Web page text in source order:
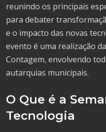
reunindo os principais
para debater
e o impacto das novas
evento é uma realização
Contagem, envolvendo
autarquias municipais.
O Que é a
Tecnologia